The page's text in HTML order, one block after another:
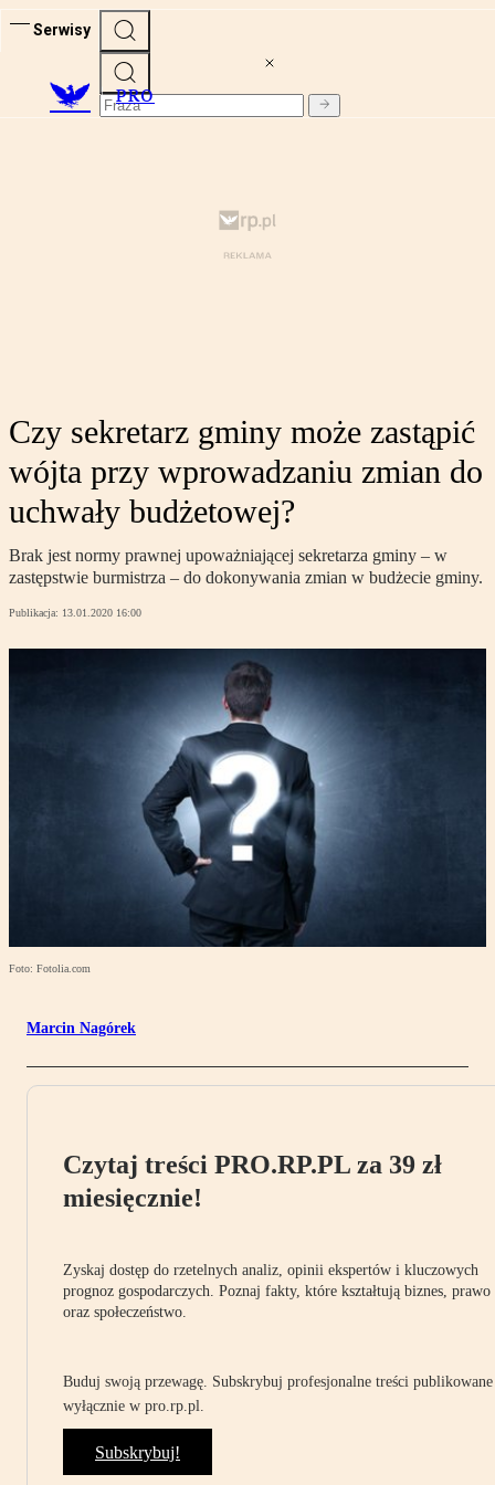
Serwisy
PRO
Czy sekretarz gminy może zastąpić
wójta przy wprowadzaniu zmian do
uchwały budżetowej?
Brak jest normy prawnej upoważniającej sekretarza gminy – w
zastępstwie burmistrza – do dokonywania zmian w budżecie gminy.
Publikacja: 13.01.2020 16:00
Foto: Fotolia.com
Marcin Nagórek
Czytaj treści PRO.RP.PL za 39 zł
miesięcznie!
Zyskaj dostęp do rzetelnych analiz, opinii ekspertów i kluczowych
prognoz gospodarczych. Poznaj fakty, które kształtują biznes, prawo
oraz społeczeństwo.
Buduj swoją przewagę. Subskrybuj profesjonalne treści publikowane
wyłącznie w pro.rp.pl.
Subskrybuj!